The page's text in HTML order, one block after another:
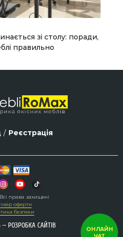
зі столу: поради,
правильно
/ Реєстрація
права захищені
оферти
безпеки
– РОЗРОБКА САЙТІВ
– РОЗРОБКА САЙТІВ
ОНЛАЙН